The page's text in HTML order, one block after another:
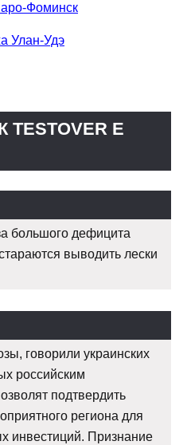
Фоминск
Улан-Удэ
E
большого дефицита
выводить лески
говорили украинских
российским
подтвердить
региона для
инвестиций. Признание